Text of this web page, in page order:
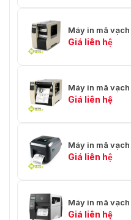
Máy in mã
Giá liên hệ
Máy in mã
Giá liên hệ
Máy in mã
Giá liên hệ
Máy in mã
Giá liên hệ